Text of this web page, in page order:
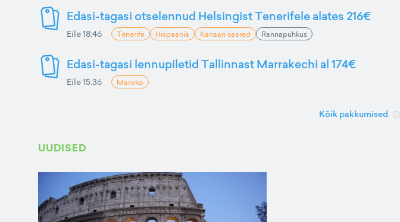
Edasi-tagasi otselennud Helsingist Tenerifele alates 216€
Eile 18:46 Tenerife Hispaania Kanaari saared Rannapuhkus
Edasi-tagasi lennupiletid Tallinnast Marrakechi al 174€
Eile 15:36 Maroko
Kõik pakkumised
UUDISED